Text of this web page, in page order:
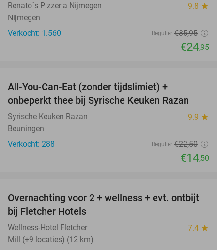
Renato´s Pizzeria Nijmegen 9.8 star
Nijmegen
Verkocht: 1.560
Regulier €35,95
€24,95
All-You-Can-Eat (zonder tijdslimiet) +
onbeperkt thee bij Syrische Keuken Razan
Syrische Keuken Razan 9.9 star
Beuningen
Verkocht: 288
Regulier €22,50
€14,50
55%
Overnachting voor 2 + wellness + evt. ontbijt
bij Fletcher Hotels
Wellness-Hotel Fletcher 7.4 star
Mill (+9 locaties) (12 km)